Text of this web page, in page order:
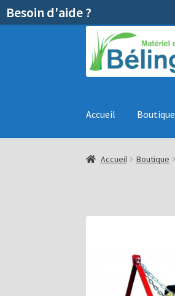
Aller
la
navigation
Aller
au
contenu
Accueil Boutique
Accueil Boutique
Besoin d'aide ?